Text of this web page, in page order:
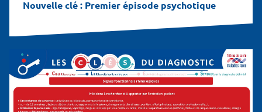
Nouvelle clé : Premier épisode psychotique